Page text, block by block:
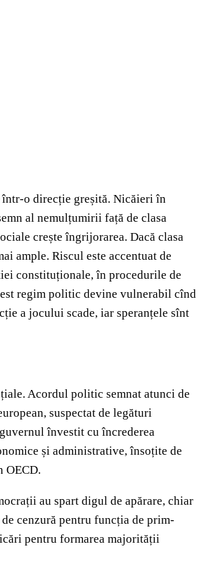
într-o direcție greșită. Nicăieri în
al nemulțumirii față de clasa
crește îngrijorarea. Dacă clasa
ample. Riscul este accentuat de
constituționale, în procedurile de
regim politic devine vulnerabil cînd
a jocului scade, iar speranțele sînt
Acordul politic semnat atunci de
suspectat de legături
învestit cu încrederea
și administrative, însoțite de
OECD.
au spart digul de apărare, chiar
cenzură pentru funcția de prim-
pentru formarea majorității